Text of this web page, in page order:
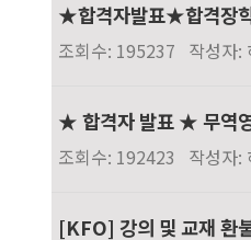
★합격자발표★합격장
조회수: 195237 작성자:
★ 합격자 발표 ★ 무역
조회수: 192423 작성자:
[KFO] 강의 및 교재 환